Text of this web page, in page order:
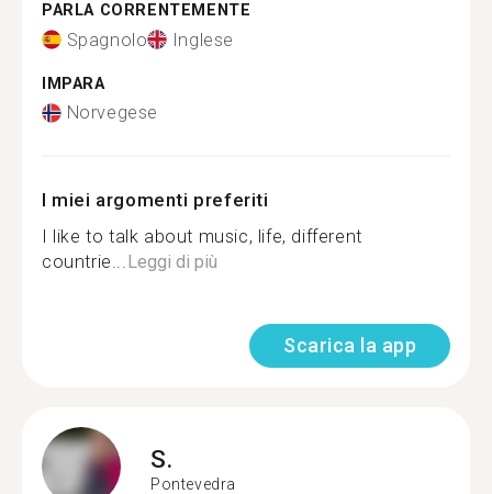
PARLA CORRENTEMENTE
Spagnolo Inglese
IMPARA
Norvegese
I miei argomenti preferiti
I like to talk about music, life, different
countrie...Leggi di più
Scarica la app
S.
Pontevedra